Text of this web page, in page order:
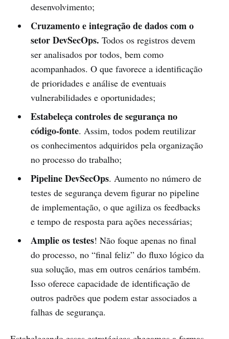
desenvolvimento;
Cruzamento e integração de dados com o
setor DevSecOps. Todos os registros devem
ser analisados por todos, bem como
acompanhados. O que favorece a identificação
de prioridades e análise de eventuais
vulnerabilidades e oportunidades;
Estabeleça controles de segurança no
código-fonte. Assim, todos podem reutilizar
os conhecimentos adquiridos pela organização
no processo do trabalho;
Pipeline DevSecOps. Aumento no número de
testes de segurança devem figurar no pipeline
de implementação, o que agiliza os feedbacks
e tempo de resposta para ações necessárias;
Amplie os testes! Não foque apenas no final
do processo, no “final feliz” do fluxo lógico da
sua solução, mas em outros cenários também.
Isso oferece capacidade de identificação de
outros padrões que podem estar associados a
falhas de segurança.